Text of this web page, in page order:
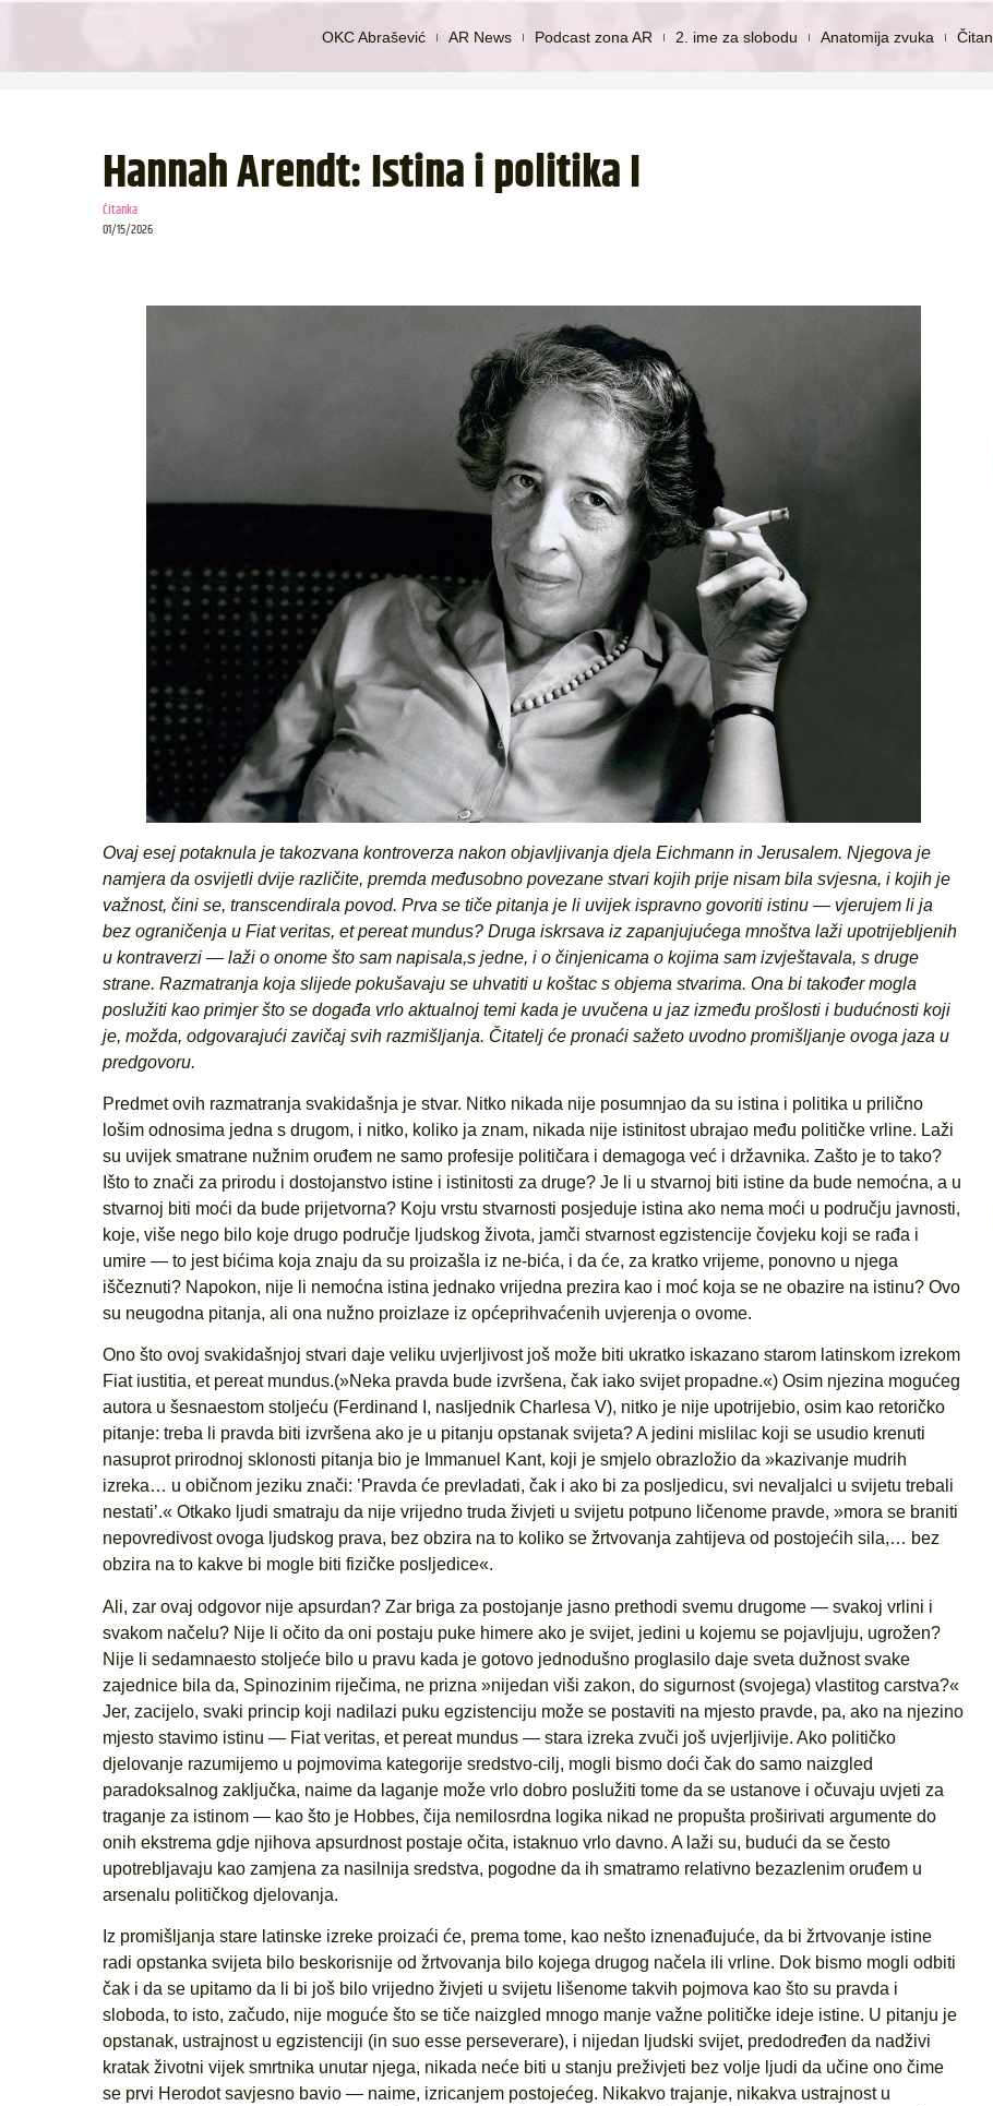
OKC Abrašević AR News Podcast zona AR 2. ime za slobodu Anatomija zvuka
Hannah Arendt: Istina i politika I
Čitanka
01/15/2026
Ovaj esej potaknula je takozvana kontroverza nakon objavljivanja djela Eichmann in Jerusalem. Njegova je
namjera da osvijetli dvije različite, premda međusobno povezane stvari kojih prije nisam bila svjesna, i kojih je
važnost, čini se, transcendirala povod. Prva se tiče pitanja je li uvijek ispravno govoriti istinu — vjerujem li ja
bez ograničenja u Fiat veritas, et pereat mundus? Druga iskrsava iz zapanjujućega mnoštva laži upotrijebljenih
u kontraverzi — laži o onome što sam napisala,s jedne, i o činjenicama o kojima sam izvještavala, s druge
strane. Razmatranja koja slijede pokušavaju se uhvatiti u koštac s objema stvarima. Ona bi također mogla
poslužiti kao primjer što se događa vrlo aktualnoj temi kada je uvučena u jaz između prošlosti i budućnosti koji
je, možda, odgovarajući zavičaj svih razmišljanja. Čitatelj će pronaći sažeto uvodno promišljanje ovoga jaza u
predgovoru.
Predmet ovih razmatranja svakidašnja je stvar. Nitko nikada nije posumnjao da su istina i politika u prilično
lošim odnosima jedna s drugom, i nitko, koliko ja znam, nikada nije istinitost ubrajao među političke vrline. Laži
su uvijek smatrane nužnim oruđem ne samo profesije političara i demagoga već i državnika. Zašto je to tako?
Išto to znači za prirodu i dostojanstvo istine i istinitosti za druge? Je li u stvarnoj biti istine da bude nemoćna, a u
stvarnoj biti moći da bude prijetvorna? Koju vrstu stvarnosti posjeduje istina ako nema moći u području javnosti,
koje, više nego bilo koje drugo područje ljudskog života, jamči stvarnost egzistencije čovjeku koji se rađa i
umire — to jest bićima koja znaju da su proizašla iz ne-bića, i da će, za kratko vrijeme, ponovno u njega
iščeznuti? Napokon, nije li nemoćna istina jednako vrijedna prezira kao i moć koja se ne obazire na istinu? Ovo
su neugodna pitanja, ali ona nužno proizlaze iz općeprihvaćenih uvjerenja o ovome.
Ono što ovoj svakidašnjoj stvari daje veliku uvjerljivost još može biti ukratko iskazano starom latinskom izrekom
Fiat iustitia, et pereat mundus.(»Neka pravda bude izvršena, čak iako svijet propadne.«) Osim njezina mogućeg
autora u šesnaestom stoljeću (Ferdinand I, nasljednik Charlesa V), nitko je nije upotrijebio, osim kao retoričko
pitanje: treba li pravda biti izvršena ako je u pitanju opstanak svijeta? A jedini mislilac koji se usudio krenuti
nasuprot prirodnoj sklonosti pitanja bio je Immanuel Kant, koji je smjelo obrazložio da »kazivanje mudrih
izreka… u običnom jeziku znači: ’Pravda će prevladati, čak i ako bi za posljedicu, svi nevaljalci u svijetu trebali
nestati’.« Otkako ljudi smatraju da nije vrijedno truda živjeti u svijetu potpuno ličenome pravde, »mora se braniti
nepovredivost ovoga ljudskog prava, bez obzira na to koliko se žrtvovanja zahtijeva od postojećih sila,… bez
obzira na to kakve bi mogle biti fizičke posljedice«.
Ali, zar ovaj odgovor nije apsurdan? Zar briga za postojanje jasno prethodi svemu drugome — svakoj vrlini i
svakom načelu? Nije li očito da oni postaju puke himere ako je svijet, jedini u kojemu se pojavljuju, ugrožen?
Nije li sedamnaesto stoljeće bilo u pravu kada je gotovo jednodušno proglasilo daje sveta dužnost svake
zajednice bila da, Spinozinim riječima, ne prizna »nijedan viši zakon, do sigurnost (svojega) vlastitog carstva?«
Jer, zacijelo, svaki princip koji nadilazi puku egzistenciju može se postaviti na mjesto pravde, pa, ako na njezino
mjesto stavimo istinu — Fiat veritas, et pereat mundus — stara izreka zvuči još uvjerljivije. Ako političko
djelovanje razumijemo u pojmovima kategorije sredstvo-cilj, mogli bismo doći čak do samo naizgled
paradoksalnog zaključka, naime da laganje može vrlo dobro poslužiti tome da se ustanove i očuvaju uvjeti za
traganje za istinom — kao što je Hobbes, čija nemilosrdna logika nikad ne propušta proširivati argumente do
onih ekstrema gdje njihova apsurdnost postaje očita, istaknuo vrlo davno. A laži su, budući da se često
upotrebljavaju kao zamjena za nasilnija sredstva, pogodne da ih smatramo relativno bezazlenim oruđem u
arsenalu političkog djelovanja.
Iz promišljanja stare latinske izreke proizaći će, prema tome, kao nešto iznenađujuće, da bi žrtvovanje istine
radi opstanka svijeta bilo beskorisnije od žrtvovanja bilo kojega drugog načela ili vrline. Dok bismo mogli odbiti
čak i da se upitamo da li bi još bilo vrijedno živjeti u svijetu lišenome takvih pojmova kao što su pravda i
sloboda, to isto, začudo, nije moguće što se tiče naizgled mnogo manje važne političke ideje istine. U pitanju je
opstanak, ustrajnost u egzistenciji (in suo esse perseverare), i nijedan ljudski svijet, predodređen da nadživi
kratak životni vijek smrtnika unutar njega, nikada neće biti u stanju preživjeti bez volje ljudi da učine ono čime
se prvi Herodot savjesno bavio — naime, izricanjem postojećeg. Nikakvo trajanje, nikakva ustrajnost u